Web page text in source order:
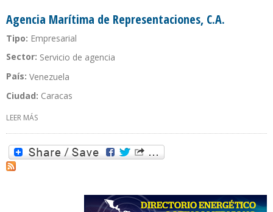
Agencia Marítima de Representaciones, C.A.
Tipo: Empresarial
Sector: Servicio de agencia
País: Venezuela
Ciudad: Caracas
LEER MÁS